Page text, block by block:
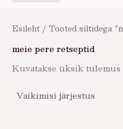
Esileht / Tooted siltidega
meie pere retseptid
Kuvatakse üksik tulemus